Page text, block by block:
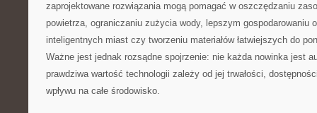
zaprojektowane rozwiązania mogą pomagać w oszczędzaniu
powietrza, ograniczaniu zużycia wody, lepszym gospodarowaniu
inteligentnych miast czy tworzeniu materiałów łatwiejszych do
Ważne jest jednak rozsądne spojrzenie: nie każda nowinka jest
prawdziwa wartość technologii zależy od jej trwałości,
wpływu na całe środowisko.